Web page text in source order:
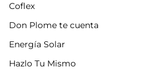
Coflex
Don Plome te cuenta
Energía Solar
Hazlo Tu Mismo